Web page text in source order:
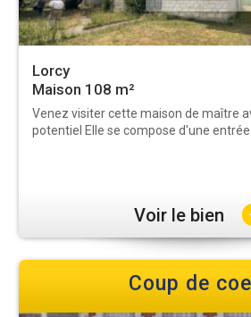
Lorcy
Maison 108 m²
Venez visiter cette maison de maître
potentiel Elle se compose d'une entrée
Voir le bien
Coup de